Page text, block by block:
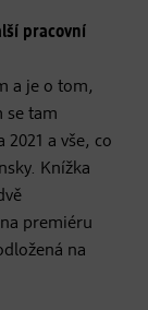
pracovní
a je o tom,
se tam
a vše, co
Knížka
premiéru
na